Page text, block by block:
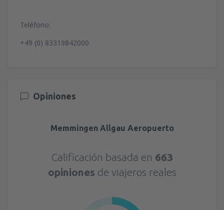
Teléfono:
+49 (0) 83319842000
Opiniones
Memmingen Allgau Aeropuerto
Calificación basada en 663
opiniones de viajeros reales